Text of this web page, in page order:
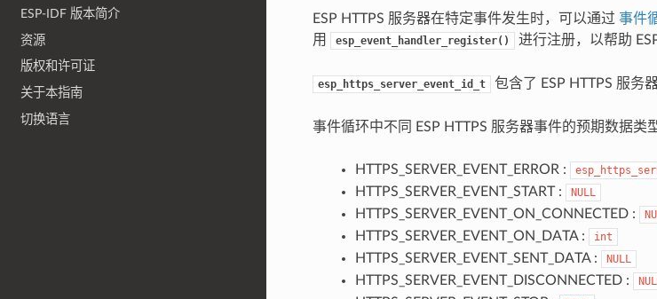
ESP-IDF 版本简介
资源
版权和许可证
关于本指南
切换语言
ESP HTTPS 服务器在特定事件发生时，可以通过 事件
用
esp_event_handler_register() 进行注册，以帮助
esp_https_server_event_id_t 包含了 ESP HTTPS 服务
事件循环中不同 ESP HTTPS 服务器事件的预期数据类
HTTPS_SERVER_EVENT_ERROR :
HTTPS_SERVER_EVENT_START : NULL
HTTPS_SERVER_EVENT_ON_CONNECTED :
HTTPS_SERVER_EVENT_ON_DATA : int
HTTPS_SERVER_EVENT_SENT_DATA : NULL
HTTPS_SERVER_EVENT_DISCONNECTED :